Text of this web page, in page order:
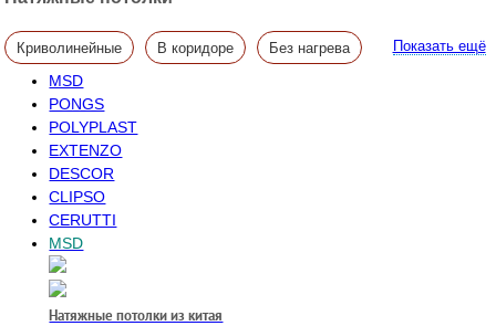
Показать ещё
Криволинейные В коридоре Без нагрева
Космос
Глянец Сатин
Политика конфиденциальности
Галактика
Изображения
Информация Балкон
MSD
PONGS
POLYPLAST
EXTENZO
DESCOR
CLIPSO
CERUTTI
MSD
Натяжные потолки из китая